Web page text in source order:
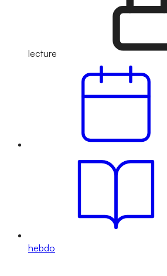
lecture
hebdo